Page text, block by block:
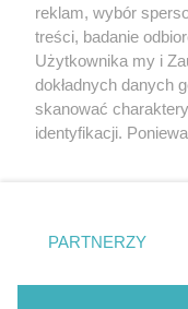
Nowy
Katowice
Nie zapomnij
zapoznać się z:
polityką
Twojemiasto
Piekary Śląskie
Chorzów
Tarnowskie Góry
Gliwice
reklam, wybór
treści, badanie
Użytkownika my i
dokładnych danych
skanować
identyfikacji.
prywatności
. Niektóre
zgody użytkownika,
takiemu
PARTNERZY